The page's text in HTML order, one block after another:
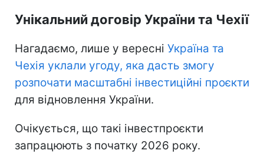
Унікальний договір України та Чехії
Нагадаємо, лише у вересні Україна та
Чехія уклали угоду, яка дасть змогу
розпочати масштабні інвестиційні проєкти
для відновлення України.
Очікується, що такі інвестпроєкти
запрацюють з початку 2026 року.